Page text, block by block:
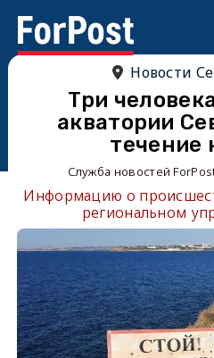
Новости
Три
акватории
течение
Служба новостей
Информацию о
региональном